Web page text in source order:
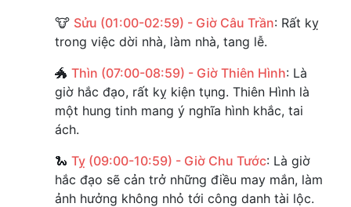
🐮 Sửu (01:00-02:59) - Giờ Câu Trần: Rất kỵ
trong việc dời nhà, làm nhà, tang lễ.
🐲 Thìn (07:00-08:59) - Giờ Thiên Hình: Là
giờ hắc đạo, rất kỵ kiện tụng. Thiên Hình là
một hung tinh mang ý nghĩa hình khắc, tai
ách.
🐍 Tỵ (09:00-10:59) - Giờ Chu Tước: Là giờ
hắc đạo sẽ cản trở những điều may mắn, làm
ảnh hưởng không nhỏ tới công danh tài lộc.